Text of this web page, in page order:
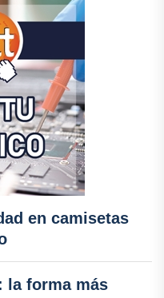
en camisetas
la forma más